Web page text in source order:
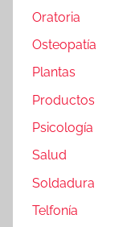
Oratoria
Osteopatía
Plantas
Productos
Psicología
Salud
Soldadura
Telfonía